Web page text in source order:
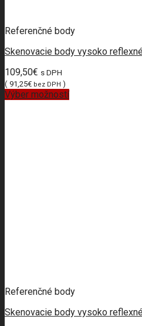
Referenčné body
Skenovacie body vysoko
109,50€ s DPH
( 91,25€ bez DPH )
Výber možností
Referenčné body
Skenovacie body vysoko